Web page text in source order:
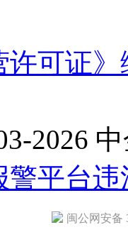
许可证
2026
警平台违
闽公网安备